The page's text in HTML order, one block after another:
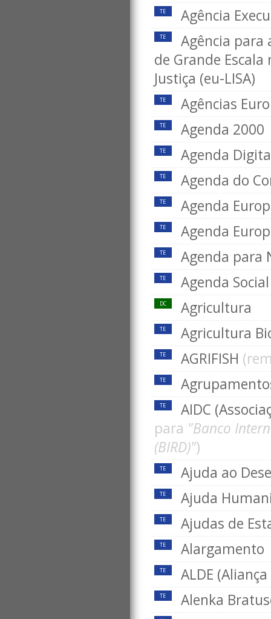
TE Agência
TE
Agência para
de Grande
Justiça (eu-LISA)
TE Agências
TE Agenda 2000
TE Agenda
TE Agenda do
TE Agenda
TE Agenda
TE Agenda para
TE Agenda
DC Agricultura
TE Agricultura
TE AGRIFISH
TE
TE
AIDC
para "Banco
(BIRD)")
TE Ajuda ao
TE Ajuda
TE Ajudas de
TE Alargamento
TE ALDE
TE Alenka